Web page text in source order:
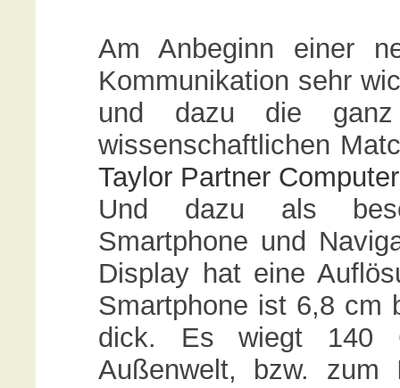
Am Anbeginn einer
Kommunikation sehr
und dazu die
wissenschaftlichen
Taylor Partner
Und dazu als
Smartphone und
Display hat eine
Smartphone ist 6,8 cm
dick. Es wiegt 140
Außenwelt, bzw.